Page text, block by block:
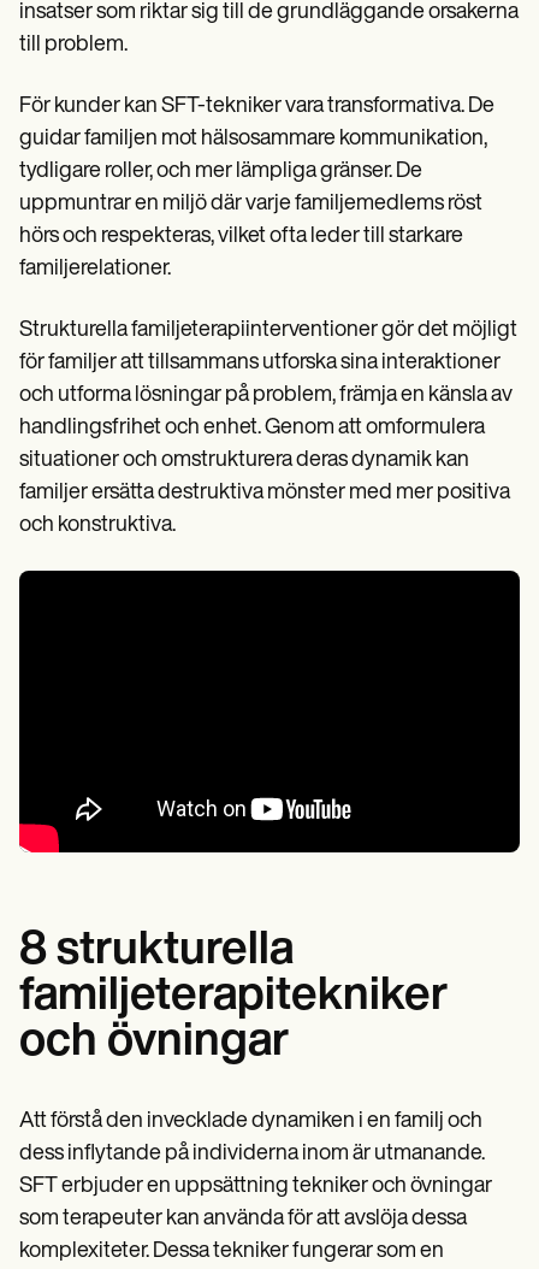
insatser som riktar sig till de grundläggande orsakerna
till problem.
För kunder kan SFT-tekniker vara transformativa. De
guidar familjen mot hälsosammare kommunikation,
tydligare roller, och mer lämpliga gränser. De
uppmuntrar en miljö där varje familjemedlems röst
hörs och respekteras, vilket ofta leder till starkare
familjerelationer.
Strukturella familjeterapiinterventioner gör det möjligt
för familjer att tillsammans utforska sina interaktioner
och utforma lösningar på problem, främja en känsla av
handlingsfrihet och enhet. Genom att omformulera
situationer och omstrukturera deras dynamik kan
familjer ersätta destruktiva mönster med mer positiva
och konstruktiva.
8 strukturella
familjeterapitekniker
och övningar
Att förstå den invecklade dynamiken i en familj och
dess inflytande på individerna inom är utmanande.
SFT erbjuder en uppsättning tekniker och övningar
som terapeuter kan använda för att avslöja dessa
komplexiteter. Dessa tekniker fungerar som en